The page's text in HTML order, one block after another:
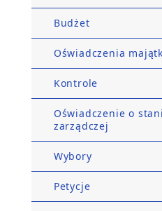
Budżet
Oświadczenia
Kontrole
Oświadczenie o
zarządczej
Wybory
Petycje